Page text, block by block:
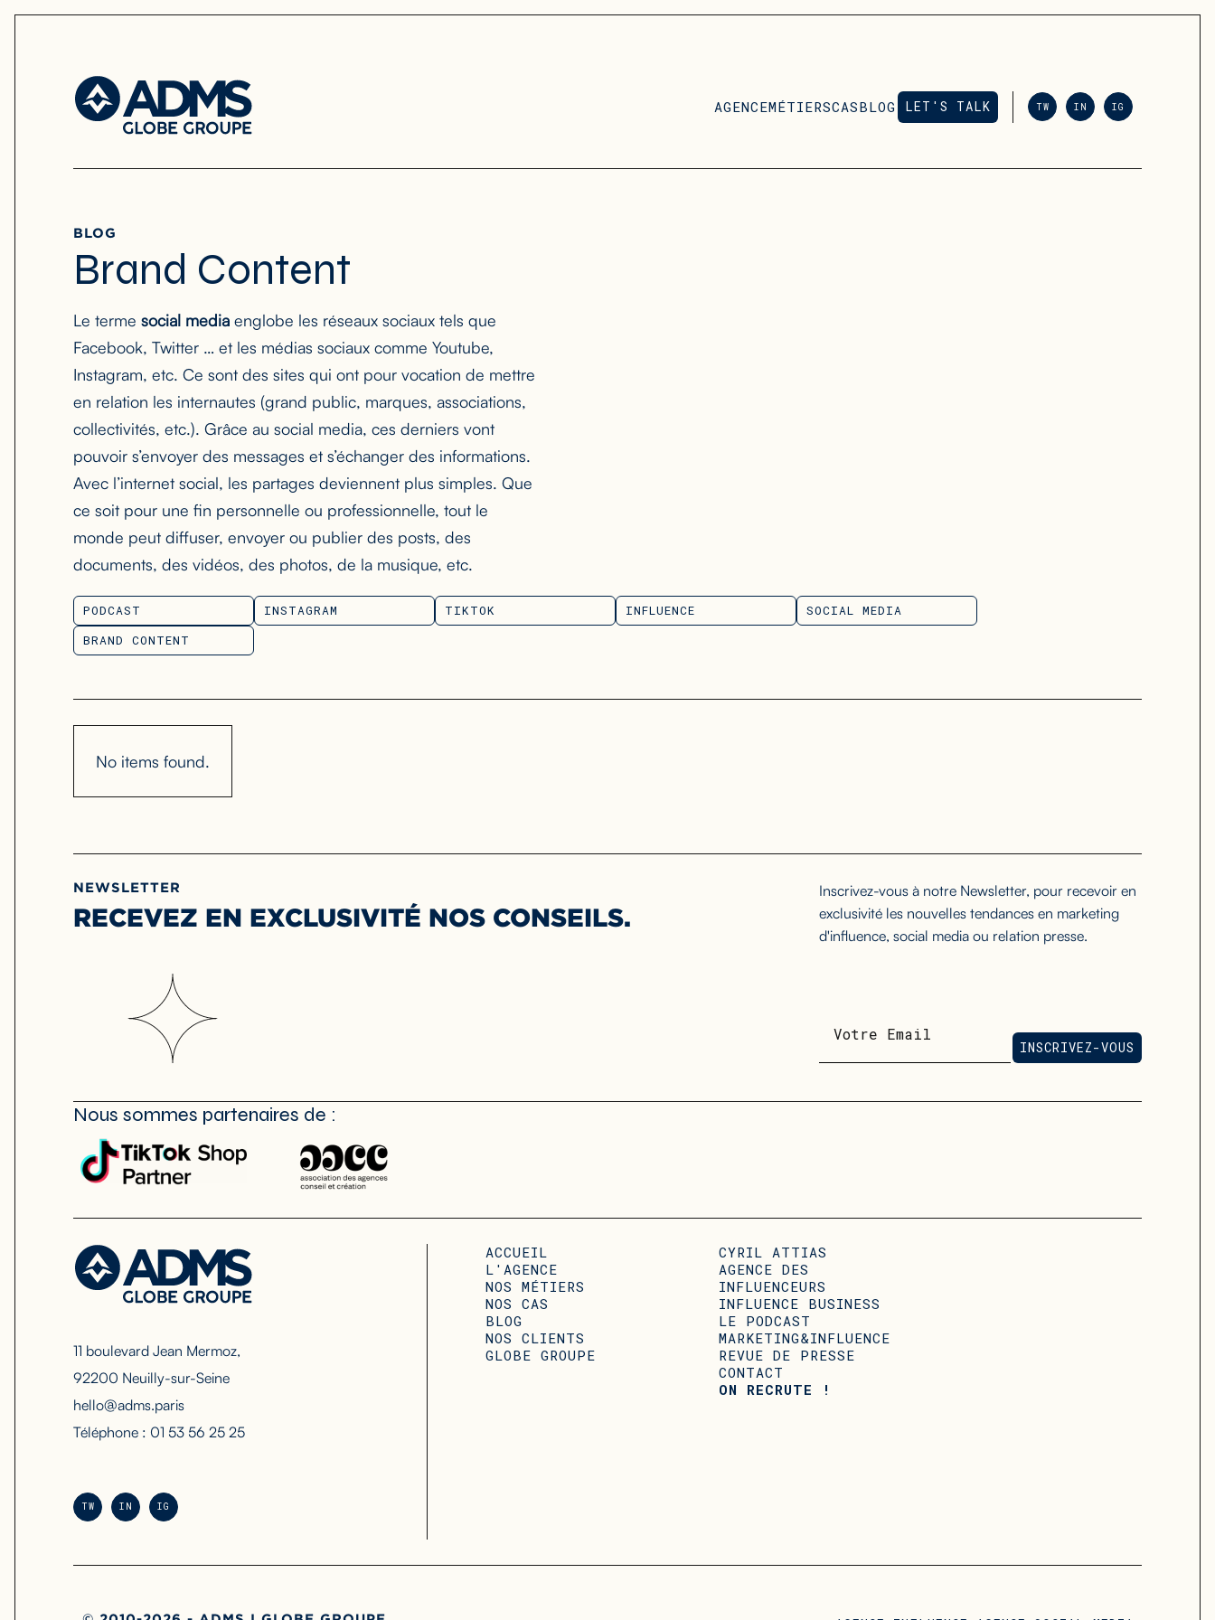
AGENCEMÉTIERSCASBLOG LET'S TALK
LET'S TALK
TW IN IG
BLOG
Brand Content
Le terme social media englobe les réseaux sociaux tels que
Facebook, Twitter … et les médias sociaux comme Youtube,
Instagram, etc. Ce sont des sites qui ont pour vocation de mettre
en relation les internautes (grand public, marques, associations,
collectivités, etc.). Grâce au social media, ces derniers vont
pouvoir s’envoyer des messages et s’échanger des informations.
Avec l’internet social, les partages deviennent plus simples. Que
ce soit pour une fin personnelle ou professionnelle, tout le
monde peut diffuser, envoyer ou publier des posts, des
documents, des vidéos, des photos, de la musique, etc.
PODCAST
PODCAST
INSTAGRAM
INSTAGRAM
TIKTOK
TIKTOK
INFLUENCE
INFLUENCE
SOCIAL MEDIA
SOCIAL MEDIA
BRAND CONTENT
BRAND CONTENT
No items found.
NEWSLETTER
RECEVEZ EN EXCLUSIVITÉ NOS CONSEILS.
Inscrivez-vous à notre Newsletter, pour recevoir en
exclusivité les nouvelles tendances en marketing
d'influence, social media ou relation presse.
Nous sommes partenaires de :
11 boulevard Jean Mermoz,
92200 Neuilly-sur-Seine
hello@adms.paris
Téléphone : 01 53 56 25 25
TW IN IG
ACCUEIL
L'AGENCE
NOS MÉTIERS
NOS CAS
BLOG
NOS CLIENTS
GLOBE GROUPE
CYRIL ATTIAS
AGENCE DES
INFLUENCEURS
INFLUENCE BUSINESS
LE PODCAST
MARKETING&INFLUENCE
REVUE DE PRESSE
CONTACT
ON RECRUTE !